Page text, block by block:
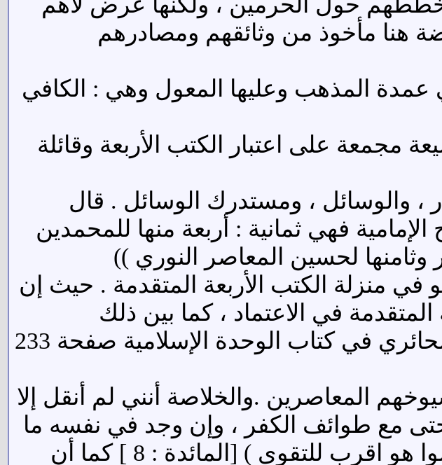
هنا مأخوذ من وثائقهم ومصادرهم
عمدة المذهب وعليها المعول وهي : الكافي
على اعتبار الكتب الأربعة وقائلة
، والوسائل ، ومستدرك الوسائل . قال
فهي ثمانية : أربعة منها للمحمدين
وثامنها لحسين المعاصر النوري ))
في منزلة الكتب الأربعة المتقدمة . حيث إن
المتقدمة في الاعتماد ، كما بين ذلك
المجلسي في بحاره [منهاج عملي للتقريب ( مقال للحائري في كتاب الوحدة الإسلامية صفحة 233
المعاصرين .والخلاصة أنني لم أنقل إلا
حتى مع طوائف الكفر ، وإن وجد في نفسه ما
وجد ( ولا يجرمنكم شنئان قوم على أن لا تعدلوا اعدلوا هو اقرب للتقوى ) [المائدة : 8 ] كما أن